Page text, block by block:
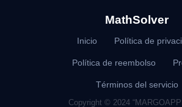
MathSolver
Inicio Política de
Política de reembolso
Términos del servicio
Copyright © 2024